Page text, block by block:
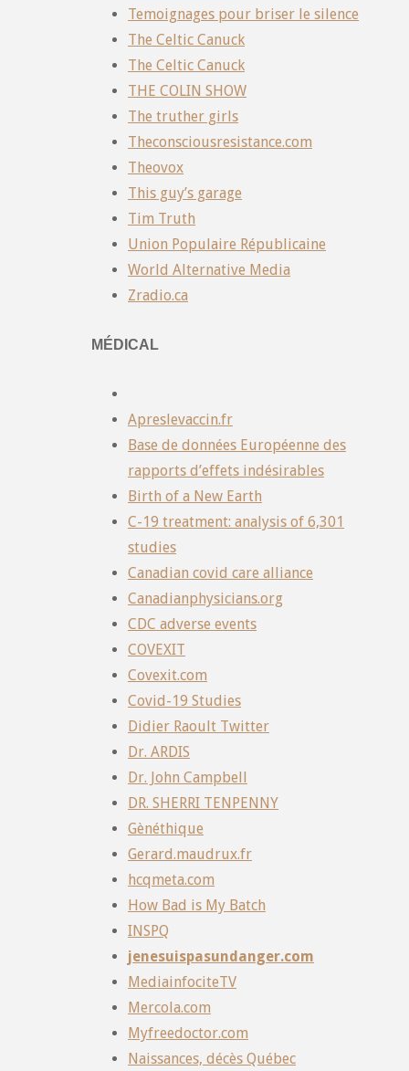
Temoignages pour briser le silence
The Celtic Canuck
The Celtic Canuck
THE COLIN SHOW
The truther girls
Theconsciousresistance.com
Theovox
This guy’s garage
Tim Truth
Union Populaire Républicaine
World Alternative Media
Zradio.ca
MÉDICAL
Apreslevaccin.fr
Base de données Européenne des
rapports d’effets indésirables
Birth of a New Earth
C-19 treatment: analysis of 6,301
studies
Canadian covid care alliance
Canadianphysicians.org
CDC adverse events
COVEXIT
Covexit.com
Covid-19 Studies
Didier Raoult Twitter
Dr. ARDIS
Dr. John Campbell
DR. SHERRI TENPENNY
Gènéthique
Gerard.maudrux.fr
hcqmeta.com
How Bad is My Batch
INSPQ
jenesuispasundanger.com
MediainfociteTV
Mercola.com
Myfreedoctor.com
Naissances, décès Québec